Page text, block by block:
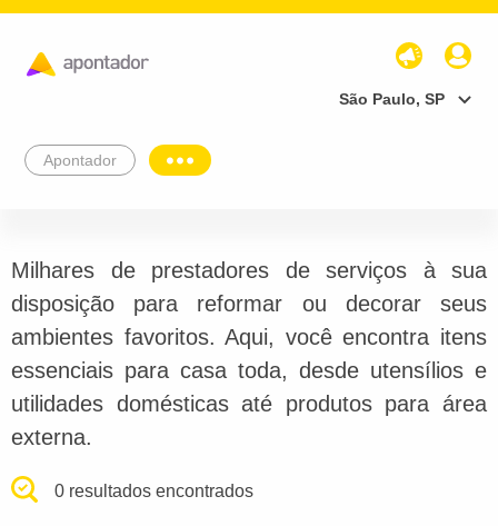
São Paulo, SP
Apontador
Milhares de prestadores de serviços à sua
disposição para reformar ou decorar seus
ambientes favoritos. Aqui, você encontra itens
essenciais para casa toda, desde utensílios e
utilidades domésticas até produtos para área
externa.
0 resultados encontrados